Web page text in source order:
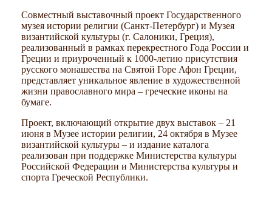
Совместный выставочный проект Государственного
музея истории религии (Санкт-Петербург) и Музея
византийской культуры (г. Салоники, Греция),
реализованный в рамках перекрестного Года России и
Греции и приуроченный к 1000-летию присутствия
русского монашества на Святой Горе Афон Греции,
представляет уникальное явление в художественной
жизни православного мира – греческие иконы на
бумаге.
Проект, включающий открытие двух выставок – 21
июня в Музее истории религии, 24 октября в Музее
византийской культуры – и издание каталога
реализован при поддержке Министерства культуры
Российской Федерации и Министерства культуры и
спорта Греческой Республики.